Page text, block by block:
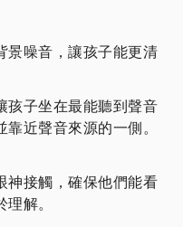
景噪音，讓孩子能更清
孩子坐在最能聽到聲音
近聲音來源的一側。
神接觸，確保他們能看
解。